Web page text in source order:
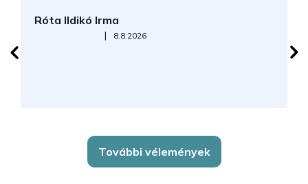
Róta Ildikó Irma
Az áruház értékelése 5-ből 5 csillag.
| 8.8.2026
További vélemények